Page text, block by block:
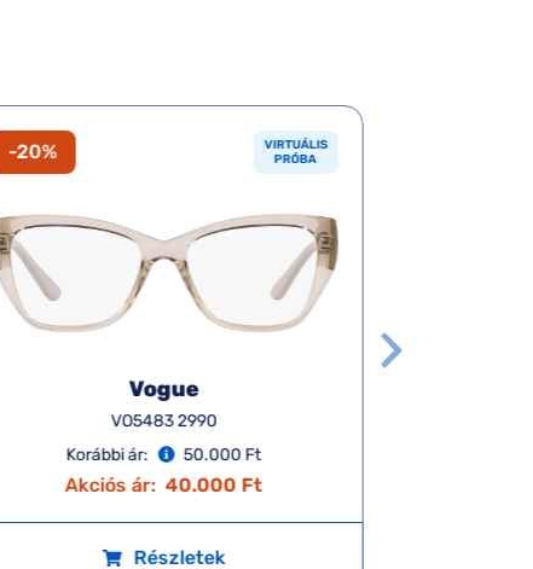
-20%
VIRTUÁLIS
PRÓBA
Vogue
VO5483 2990
Korábbi ár:
50.000 Ft
Akciós ár: 40.000 Ft
Részletek